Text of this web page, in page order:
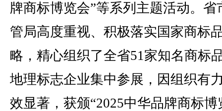
牌商标博览会”等系列主题活动。省
管局高度重视、积极落实国家商标
略，精心组织了全省51家知名商标
地理标志企业集中参展，因组织有
效显著，获颁“2025中华品牌商标博